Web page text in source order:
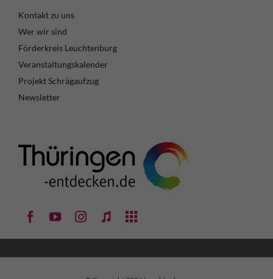
Kontakt zu uns
Wer wir sind
Förderkreis Leuchtenburg
Veranstaltungskalender
Projekt Schrägaufzug
Newsletter